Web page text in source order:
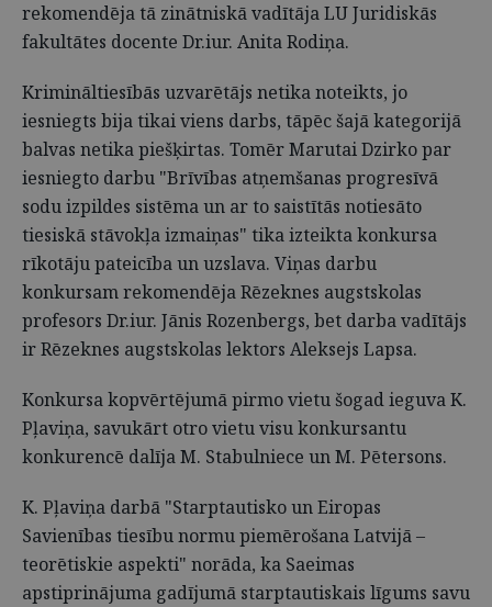
rekomendēja tā zinātniskā vadītāja LU Juridiskās
fakultātes docente Dr.iur. Anita Rodiņa.
Krimināltiesībās uzvarētājs netika noteikts, jo
iesniegts bija tikai viens darbs, tāpēc šajā kategorijā
balvas netika piešķirtas. Tomēr Marutai Dzirko par
iesniegto darbu "Brīvības atņemšanas progresīvā
sodu izpildes sistēma un ar to saistītās notiesāto
tiesiskā stāvokļa izmaiņas" tika izteikta konkursa
rīkotāju pateicība un uzslava. Viņas darbu
konkursam rekomendēja Rēzeknes augstskolas
profesors Dr.iur. Jānis Rozenbergs, bet darba vadītājs
ir Rēzeknes augstskolas lektors Aleksejs Lapsa.
Konkursa kopvērtējumā pirmo vietu šogad ieguva K.
Pļaviņa, savukārt otro vietu visu konkursantu
konkurencē dalīja M. Stabulniece un M. Pētersons.
K. Pļaviņa darbā "Starptautisko un Eiropas
Savienības tiesību normu piemērošana Latvijā –
teorētiskie aspekti" norāda, ka Saeimas
apstiprinājuma gadījumā starptautiskais līgums savu